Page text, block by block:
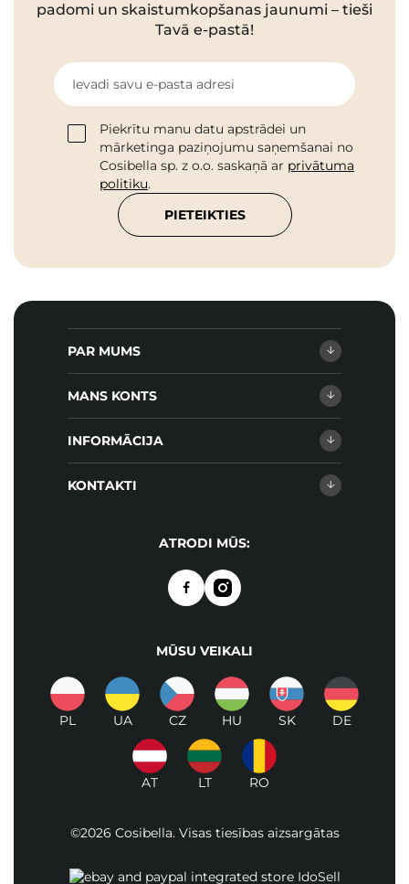
padomi un skaistumkopšanas jaunumi – tieši
Tavā e-pastā!
Ievadi savu e-pasta adresi
Piekrītu manu datu apstrādei un
mārketinga paziņojumu saņemšanai no
Cosibella sp. z o.o. saskaņā ar privātuma
politiku.
PIETEIKTIES
PAR MUMS
MANS KONTS
INFORMĀCIJA
KONTAKTI
ATRODI MŪS:
MŪSU VEIKALI
PL UA CZ HU SK DE
AT LT RO
©2026 Cosibella. Visas tiesības aizsargātas